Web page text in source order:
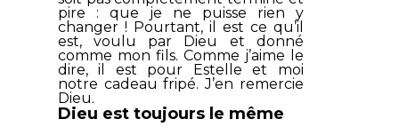
pire : que je ne puisse rien y
changer ! Pourtant, il est ce qu’il
est, voulu par Dieu et donné
comme mon fils. Comme j’aime le
dire, il est pour Estelle et moi
notre cadeau fripé. J’en remercie
Dieu.
Dieu est toujours le même